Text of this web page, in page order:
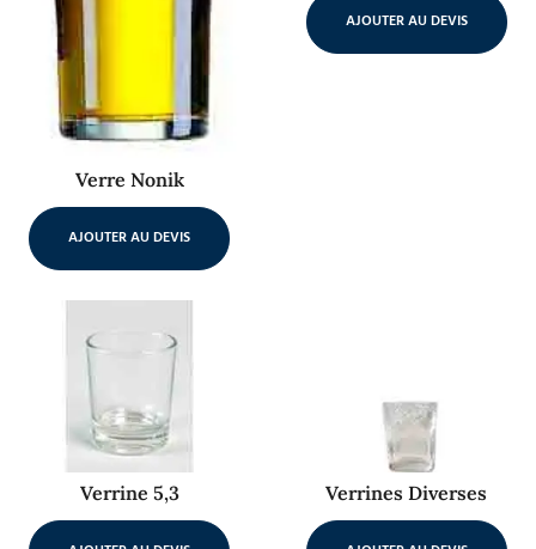
Verre Nonik
AJOUTER AU DEVIS
AJOUTER AU DEVIS
Verrine 5,3 Verrines Diverses